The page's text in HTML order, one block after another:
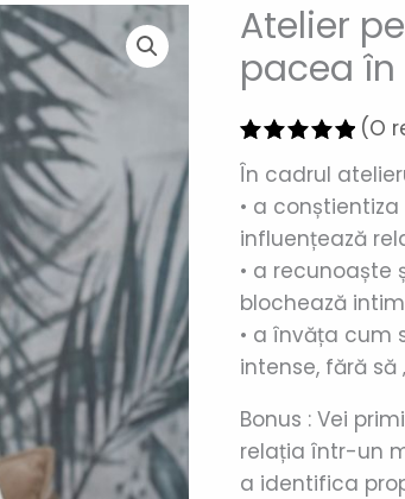
Atelier
pacea
Evaluat la
5.00din 5
pe baza
unei
singure
(O
În cadrul
• a
influențează
• a recunoaște
blochează
• a învăța cum
intense, fără să
Bonus : Vei primi
relația într-un
a identifica
Cantitate
pentru
femei:
Pași
către
pacea
în
cuplu